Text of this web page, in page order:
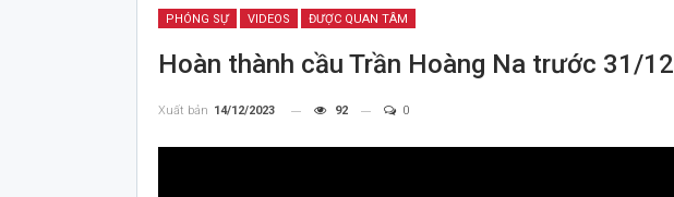
PHÓNG SỰ VIDEOS ĐƯỢC QUAN TÂM
Hoàn thành cầu Trần Hoàng Na trước 31/12
Xuất bản 14/12/2023 92 0